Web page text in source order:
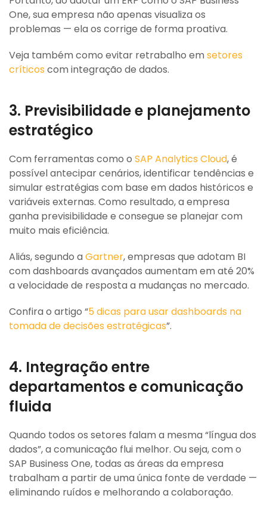
One, sua empresa não apenas visualiza os
problemas — ela os corrige de forma proativa.
Veja também como evitar retrabalho em setores
críticos com integração de dados.
3. Previsibilidade e planejamento
estratégico
Com ferramentas como o SAP Analytics Cloud, é
possível antecipar cenários, identificar tendências e
simular estratégias com base em dados históricos e
variáveis externas. Como resultado, a empresa
ganha previsibilidade e consegue se planejar com
muito mais eficiência.
Aliás, segundo a Gartner, empresas que adotam BI
com dashboards avançados aumentam em até 20%
a velocidade de resposta a mudanças no mercado.
Confira o artigo “5 dicas para usar dashboards na
tomada de decisões estratégicas”.
4. Integração entre
departamentos e comunicação
fluida
Quando todos os setores falam a mesma “língua dos
dados”, a comunicação flui melhor. Ou seja, com o
SAP Business One, todas as áreas da empresa
trabalham a partir de uma única fonte de verdade —
eliminando ruídos e melhorando a colaboração.